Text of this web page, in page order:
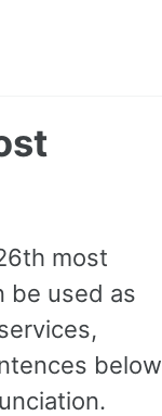
most
be used as
below